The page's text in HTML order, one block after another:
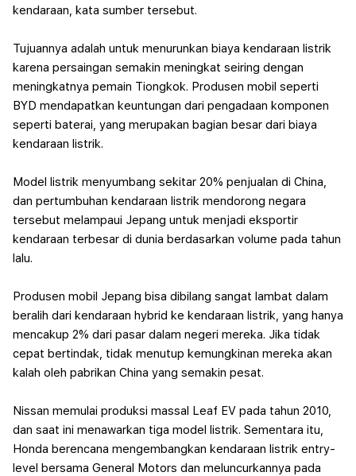
kendaraan, kata sumber tersebut.
Tujuannya adalah untuk menurunkan biaya kendaraan listrik
karena persaingan semakin meningkat seiring dengan
meningkatnya pemain Tiongkok. Produsen mobil seperti
BYD mendapatkan keuntungan dari pengadaan komponen
seperti baterai, yang merupakan bagian besar dari biaya
kendaraan listrik.
Model listrik menyumbang sekitar 20% penjualan di China,
dan pertumbuhan kendaraan listrik mendorong negara
tersebut melampaui Jepang untuk menjadi eksportir
kendaraan terbesar di dunia berdasarkan volume pada tahun
lalu.
Produsen mobil Jepang bisa dibilang sangat lambat dalam
beralih dari kendaraan hybrid ke kendaraan listrik, yang hanya
mencakup 2% dari pasar dalam negeri mereka. Jika tidak
cepat bertindak, tidak menutup kemungkinan mereka akan
kalah oleh pabrikan China yang semakin pesat.
Nissan memulai produksi massal Leaf EV pada tahun 2010,
dan saat ini menawarkan tiga model listrik. Sementara itu,
Honda berencana mengembangkan kendaraan listrik entry-
level bersama General Motors dan meluncurkannya pada